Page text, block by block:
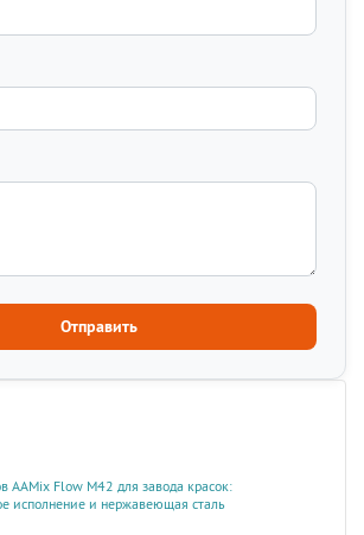
AAMix Flow M42 для завода красок:
исполнение и нержавеющая сталь